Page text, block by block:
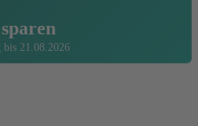
bis 21.08.2026